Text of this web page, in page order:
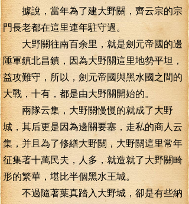
據說，當年為了建大野關，齊云宗的宗
門長老都在這里連年駐守過。
大野關往南百余里，就是劍元帝國的邊
陲軍鎮北昌鎮，因為大野關這里地勢平坦，
益攻難守，所以，劍元帝國與黑水國之間的
大戰，十有，都是由大野關開始的。
兩隊云集，大野關慢慢的就成了大野
城，其后更是因為邊關要塞，走私的商人云
集，并且為了修繕大野關，大野關這里常年
征集著十萬民夫，人多，就造就了大野關畸
形的繁華，堪比半個黑水王城。
不過隨著葉真踏入大野城，卻是有些納